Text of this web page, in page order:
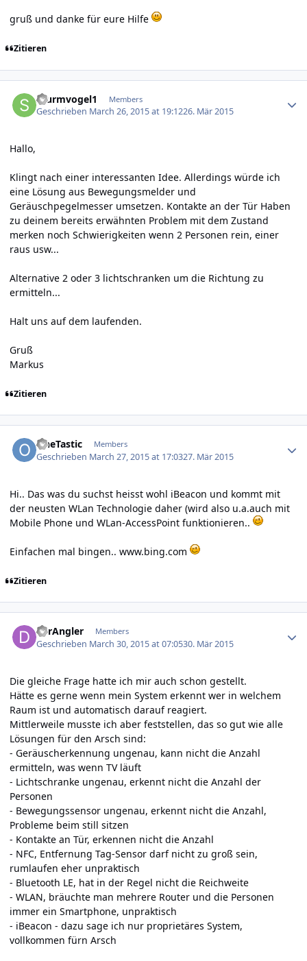
gruß und danke für eure Hilfe
Zitieren
Sturmvogel1 Members
Geschrieben March 26, 2015 at 19:1226. Mär 2015
Hallo,
Klingt nach einer interessanten Idee. Allerdings würde ich
eine Lösung aus Bewegungsmelder und
Geräuschpegelmesser umsetzen. Kontakte an der Tür Haben
zu deinem bereits erwähnten Problem mit dem Zustand
merken noch Schwierigkeiten wenn 2 Personen rein, einer
raus usw...
Alternative 2 oder 3 lichtschranken um die Richtung zu
ermitteln...
Halt uns auf dem laufenden.
Gruß
Markus
Zitieren
OneTastic Members
Geschrieben March 27, 2015 at 17:0327. Mär 2015
Hi.. Das was du suchst heisst wohl iBeacon und kommt mit
der neusten WLan Technologie daher (wird also u.a.auch mit
Mobile Phone und WLan-AccessPoint funktionieren..
Einfachen mal bingen.. www.bing.com
Zitieren
derAngler Members
Geschrieben March 30, 2015 at 07:0530. Mär 2015
Die gleiche Frage hatte ich mir auch schon gestellt.
Hätte es gerne wenn mein System erkennt wer in welchem
Raum ist und automatisch darauf reagiert.
Mittlerweile musste ich aber feststellen, das so gut wie alle
Lösungen für den Arsch sind:
- Geräuscherkennung ungenau, kann nicht die Anzahl
ermitteln, was wenn TV läuft
- Lichtschranke ungenau, erkennt nicht die Anzahl der
Personen
- Bewegungssensor ungenau, erkennt nicht die Anzahl,
Probleme beim still sitzen
- Kontakte an Tür, erkennen nicht die Anzahl
- NFC, Entfernung Tag-Sensor darf nicht zu groß sein,
rumlaufen eher unpraktisch
- Bluetooth LE, hat in der Regel nicht die Reichweite
- WLAN, bräuchte man mehrere Router und die Personen
immer ein Smartphone, unpraktisch
- iBeacon - dazu sage ich nur proprietäres System,
vollkommen fürn Arsch